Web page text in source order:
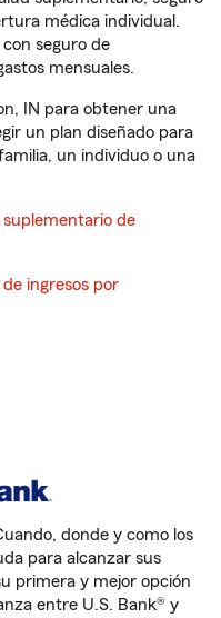
médica individual.
seguro de
mensuales.
IN para obtener una
un plan diseñado para
un individuo o una
de
ingresos por
donde y como los
para alcanzar sus
primera y mejor opción
entre U.S. Bank® y